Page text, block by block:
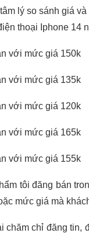
lý so sánh giá
thoại Iphone 14
với mức giá 150k
với mức giá 135k
với mức giá 120k
với mức giá 165k
với mức giá 155k
tôi đăng bán
mức giá mà
chăm chỉ đăng tin,